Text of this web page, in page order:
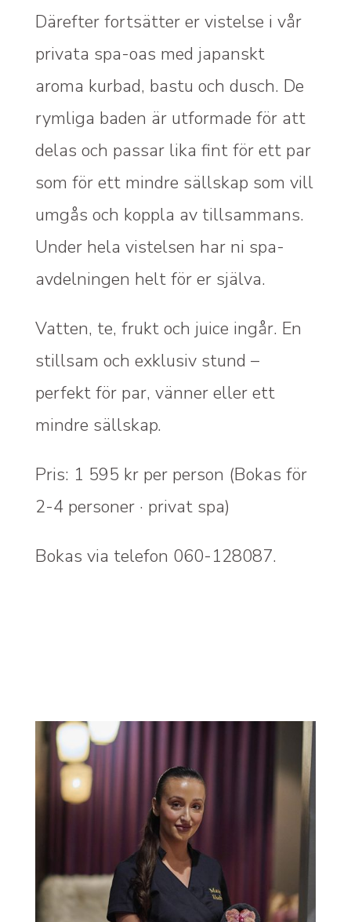
Därefter fortsätter er vistelse i vår
privata spa-oas med japanskt
aroma kurbad, bastu och dusch. De
rymliga baden är utformade för att
delas och passar lika fint för ett par
som för ett mindre sällskap som vill
umgås och koppla av tillsammans.
Under hela vistelsen har ni spa-
avdelningen helt för er själva.
Vatten, te, frukt och juice ingår. En
stillsam och exklusiv stund –
perfekt för par, vänner eller ett
mindre sällskap.
Pris: 1 595 kr per person (Bokas för
2-4 personer · privat spa)
Bokas via telefon 060-128087.